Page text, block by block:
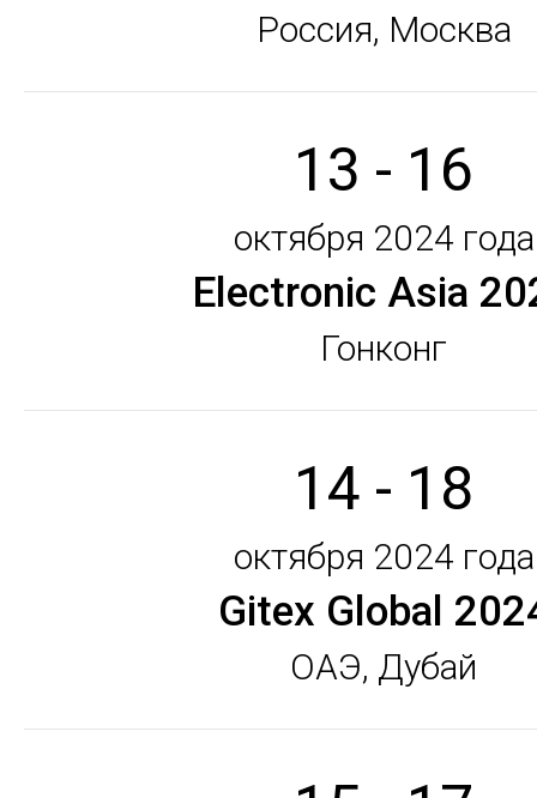
Россия, Москва
13 - 16
октября 2024 года
Electronic Asia
Гонконг
14 - 18
октября 2024 года
Gitex Global
ОАЭ, Дубай